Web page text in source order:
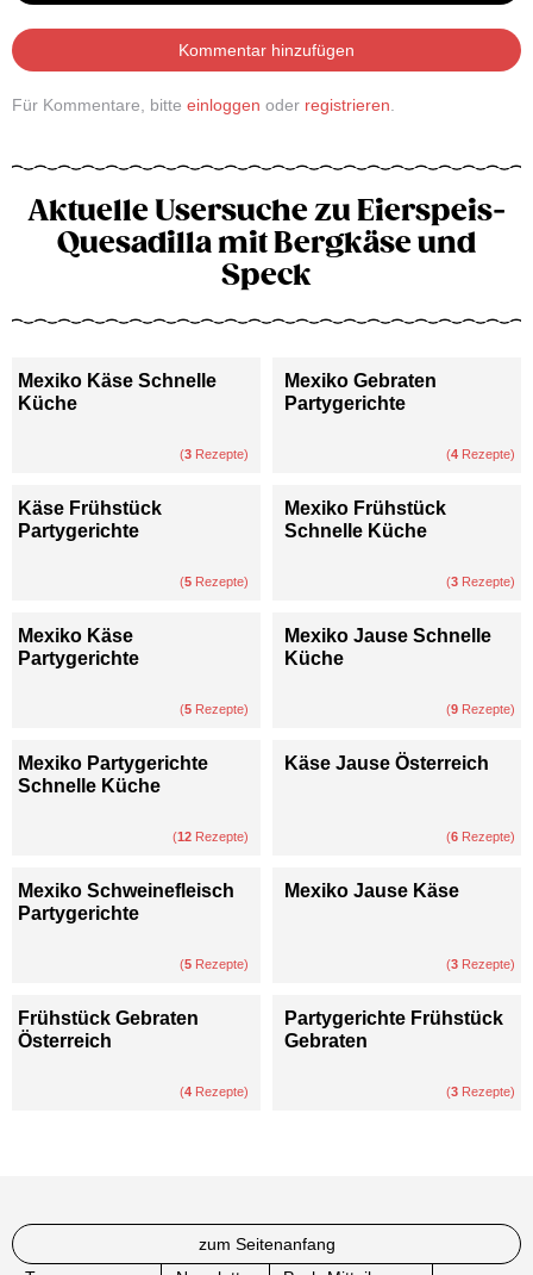
Kommentar hinzufügen
Für Kommentare, bitte einloggen oder registrieren
Aktuelle Usersuche zu Eierspeis-
Quesadilla mit Bergkäse und
Speck
Mexiko Käse Schnelle
Küche
(3 Rezepte)
Mexiko Gebraten
Partygerichte
(4 Rezepte)
Käse Frühstück
Partygerichte
(5 Rezepte)
Mexiko Frühstück
Schnelle Küche
(3 Rezepte)
Mexiko Käse
Partygerichte
(5 Rezepte)
Mexiko Jause Schnelle
Küche
(9 Rezepte)
Mexiko Partygerichte
Schnelle Küche
(12 Rezepte)
Käse Jause Österreich
(6 Rezepte)
Mexiko Schweinefleisch
Partygerichte
(5 Rezepte)
Mexiko Jause Käse
(3 Rezepte)
Frühstück Gebraten
Österreich
(4 Rezepte)
Partygerichte Frühstück
Gebraten
(3 Rezepte)
zum Seitenanfang